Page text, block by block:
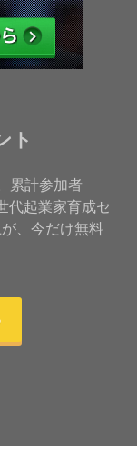
ト
累計参加者
代起業家育成セ
、今だけ無料